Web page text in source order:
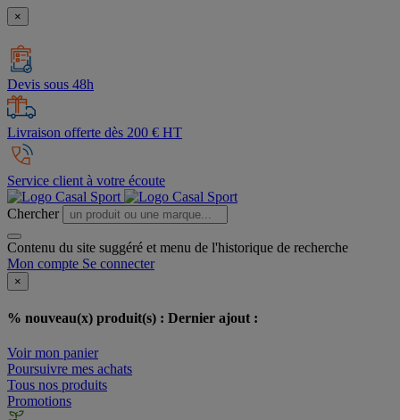
×
Devis sous 48h
Livraison offerte dès 200 € HT
Service client à votre écoute
Chercher
Contenu du site suggéré et menu de l'historique de recherche
Mon compte Se connecter
×
% nouveau(x) produit(s) : Dernier ajout :
Voir mon panier
Poursuivre mes achats
Tous nos produits
Promotions